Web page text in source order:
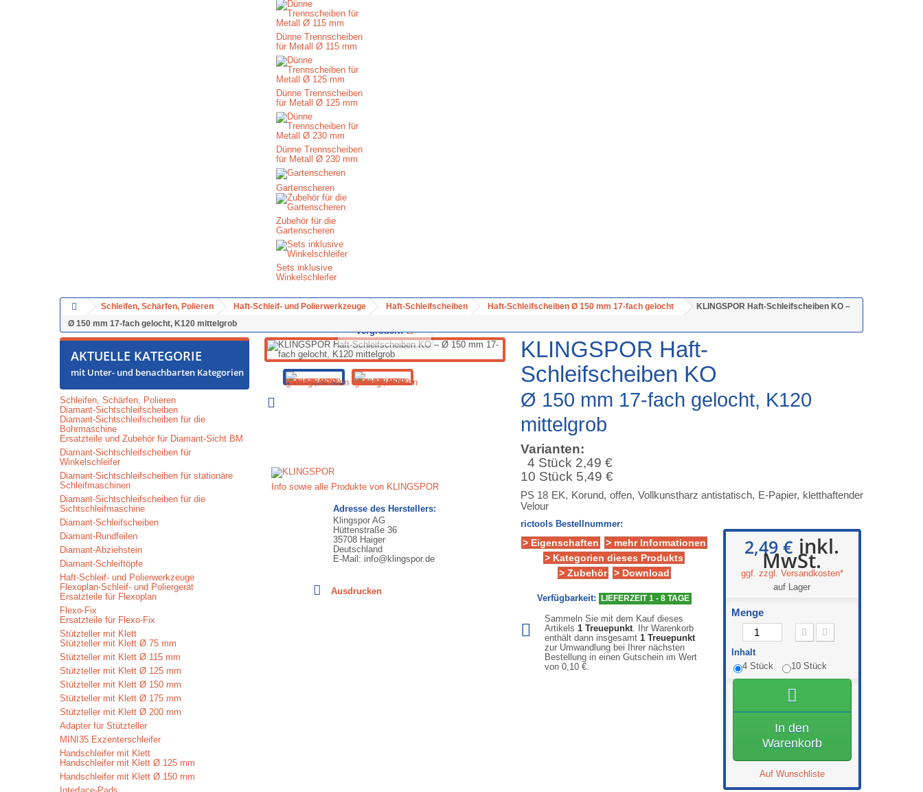
Dünne Trennscheiben
für Metall Ø 115 mm
Dünne Trennscheiben
für Metall Ø 125 mm
Dünne Trennscheiben
für Metall Ø 230 mm
Gartenscheren
Zubehör für die
Gartenscheren
Sets inklusive
Winkelschleifer
Schleifen, Schärfen, Polieren Haft-Schleif- und Polierwerkzeuge Haft-Schleifscheiben Haft-Schleifscheiben Ø 150 mm 17-fach gelocht
KLINGSPOR Haft-Schleifscheiben KO –
Ø 150 mm 17-fach gelocht, K120 mittelgrob
AKTUELLE KATEGORIE
mit Unter- und benachbarten Kategorien
Schleifen, Schärfen, Polieren
Diamant-Sichtschleifscheiben
Diamant-Sichtschleifscheiben für die
Bohrmaschine
Ersatzteile und Zubehör für Diamant-Sicht BM
Diamant-Sichtschleifscheiben für
Winkelschleifer
Diamant-Sichtschleifscheiben für stationäre
Schleifmaschinen
Diamant-Sichtschleifscheiben für die
Sichtschleifmaschine
Diamant-Schleifscheiben
Diamant-Rundfeilen
Diamant-Abziehstein
Diamant-Schleiftöpfe
Haft-Schleif- und Polierwerkzeuge
Flexoplan-Schleif- und Poliergerät
Ersatzteile für Flexoplan
Flexo-Fix
Ersatzteile für Flexo-Fix
Stützteller mit Klett
Stützteller mit Klett Ø 75 mm
Stützteller mit Klett Ø 115 mm
Stützteller mit Klett Ø 125 mm
Stützteller mit Klett Ø 150 mm
Stützteller mit Klett Ø 175 mm
Stützteller mit Klett Ø 200 mm
Adapter für Stützteller
MINI35 Exzenterschleifer
Handschleifer mit Klett
Handschleifer mit Klett Ø 125 mm
Handschleifer mit Klett Ø 150 mm
Vergrößern
Info sowie alle Produkte von KLINGSPOR
Adresse des Herstellers:
Klingspor AG
Hüttenstraße 36
35708 Haiger
Deutschland
E-Mail: info@klingspor.de
Ausdrucken
KLINGSPOR Haft-
Schleifscheiben KO
Ø 150 mm 17-fach gelocht, K120
mittelgrob
Varianten:
4 Stück 2,49 €
10 Stück 5,49 €
PS 18 EK, Korund, offen, Vollkunstharz antistatisch, E-Papier, kletthaftender
Velour
rictools Bestellnummer:
> Eigenschaften
> mehr Informationen
> Kategorien dieses Produkts
> Zubehör
> Download
Verfügbarkeit: LIEFERZEIT 1 - 8 TAGE
Sammeln Sie mit dem Kauf dieses
Artikels 1Treuepunkt. Ihr Warenkorb
enthält dann insgesamt 1Treuepunkt
zur Umwandlung bei Ihrer nächsten
Bestellung in einen Gutschein im Wert
von 0,10 €.
2,49 € inkl.
MwSt.
ggf. zzgl. Versandkosten*
auf Lager
Menge
Inhalt
4 Stück
10 Stück
In den
Warenkorb
Auf Wunschliste